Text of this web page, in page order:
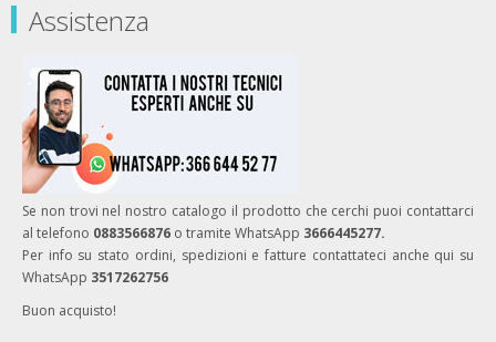
Assistenza
Se non trovi nel nostro catalogo il prodotto che cerchi puoi contattarci
al telefono 0883566876 o tramite WhatsApp 3666445277.
Per info su stato ordini, spedizioni e fatture contattateci anche qui su
WhatsApp 3517262756
Buon acquisto!